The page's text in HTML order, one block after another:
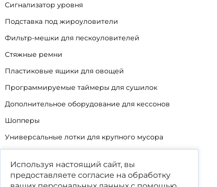
Сигнализатор уровня
Подставка под жироуловители
Фильтр-мешки для пескоуловителей
Стяжные ремни
Пластиковые ящики для овощей
Программируемые таймеры для сушилок
Дополнительное оборудование для кессонов
Шопперы
Универсальные лотки для крупного мусора
Уцененные товары
Используя настоящий сайт, вы
предоставляете согласие на обработку